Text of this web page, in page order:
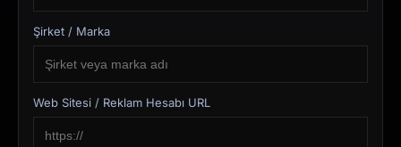
Şirket / Marka
Web Sitesi / Reklam Hesabı URL